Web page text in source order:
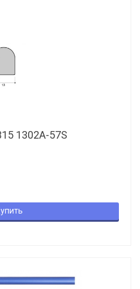
1302A-57S